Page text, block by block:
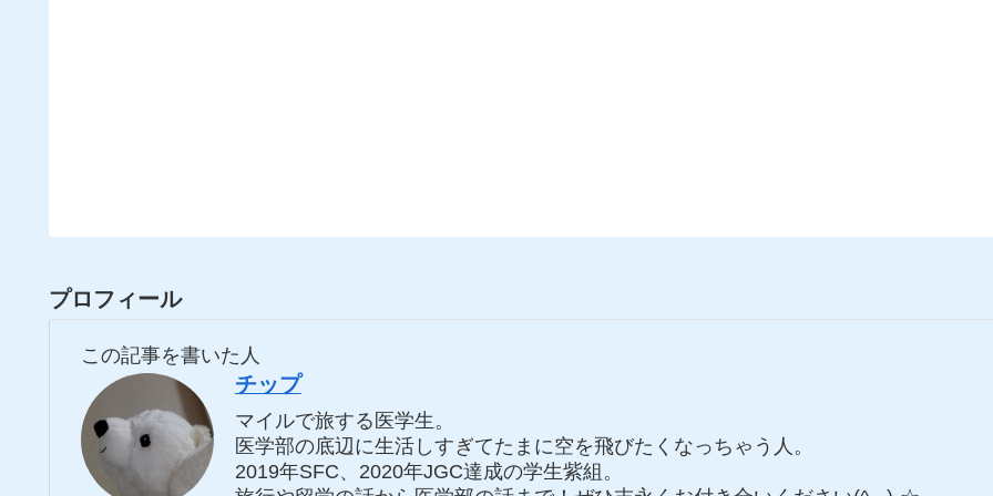
プロフィール
この記事を書いた人
チップ
マイルで旅する医学生。
医学部の底辺に生活しすぎてたまに空を飛びたくなっちゃう人。
2019年SFC、2020年JGC達成の学生紫組。